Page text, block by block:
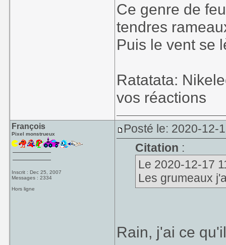
Ce genre de
tendres
Puis le vent se
Ratatata:
vos réactions
François
Pixel monstrueux
Inscrit : Dec 25, 2007
Messages : 2334
Hors ligne
Posté le: 2020-12-
Citation :
Le 2020-12-17
Les grumeaux
Rain, j'ai ce